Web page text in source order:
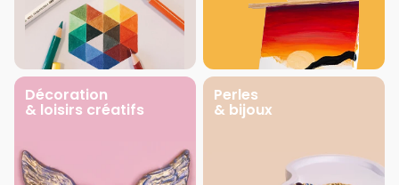
Décoration
& loisirs créatifs
Perles
& bijoux